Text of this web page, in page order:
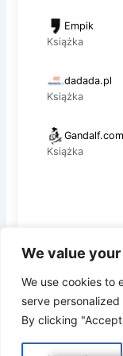
We value
We use cookies to
serve
By clicking
Prywatność i pliki
używanie.
Aby dowiedzieć się
zobacz tutaj: